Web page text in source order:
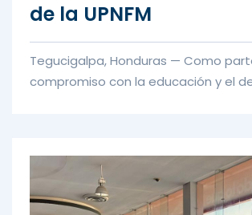
de la UPNFM
Tegucigalpa, Honduras — Como
compromiso con la educación y el